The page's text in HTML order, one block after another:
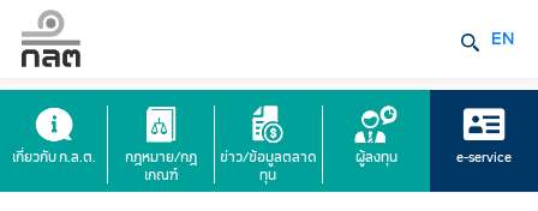
EN
เกี่ยวกับ ก.ล.ต.
กฎหมาย/กฎ
เกณฑ์
ข่าว/ข้อมูลตลาด
ทุน
ผู้ลงทุน e-service